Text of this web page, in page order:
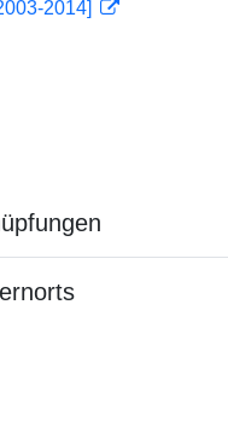
2014]